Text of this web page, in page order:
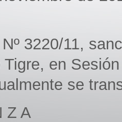
3220/11,
Tigre, en
se
Z A